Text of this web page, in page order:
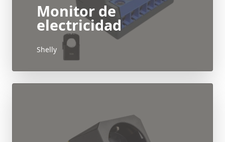
Monitor de
electricidad
Shelly